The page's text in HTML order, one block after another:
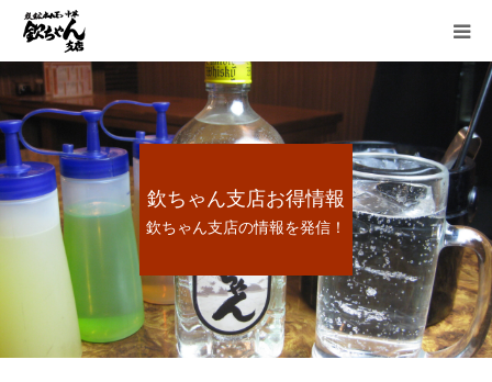
欽ちゃん支店お得情報
欽ちゃん支店の情報を発信！
HOME
お得情報
お品書き
宴会
懐かしい炭鉱ホルモン